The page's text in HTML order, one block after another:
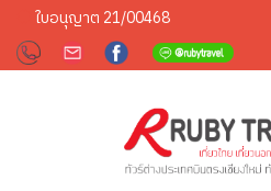
ใบอนุญาต 21/00468